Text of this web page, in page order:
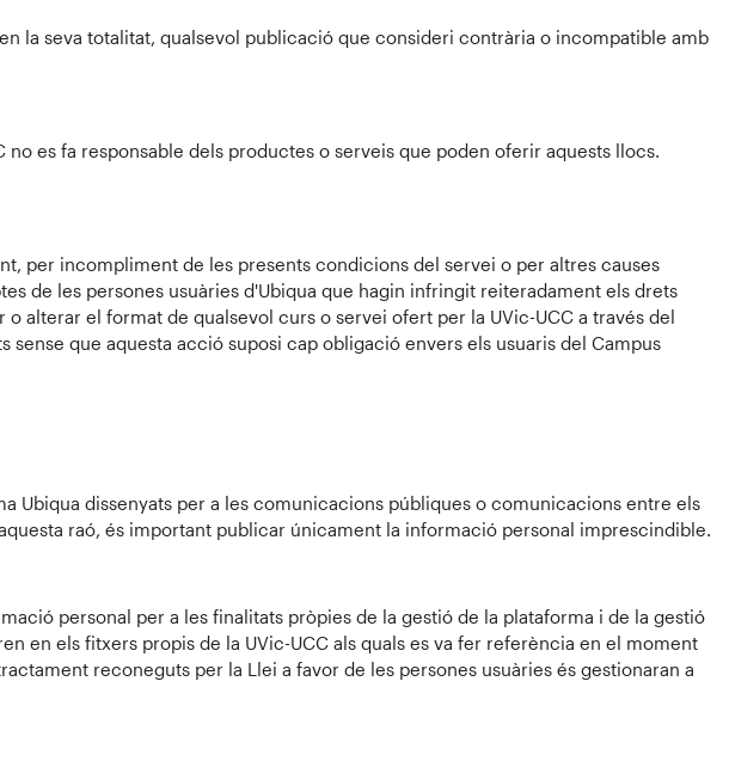
la seva totalitat, qualsevol publicació que consideri contrària o incompatible amb
es fa responsable dels productes o serveis que poden oferir aquests llocs.
per incompliment de les presents condicions del servei o per altres causes
de les persones usuàries d'Ubiqua que hagin infringit reiteradament els drets
alterar el format de qualsevol curs o servei ofert per la UVic-UCC a través del
que aquesta acció suposi cap obligació envers els usuaris del Campus
Ubiqua dissenyats per a les comunicacions públiques o comunicacions entre els
raó, és important publicar únicament la informació personal imprescindible.
personal per a les finalitats pròpies de la gestió de la plataforma i de la gestió
en els fitxers propis de la UVic-UCC als quals es va fer referència en el moment
reconeguts per la Llei a favor de les persones usuàries és gestionaran a